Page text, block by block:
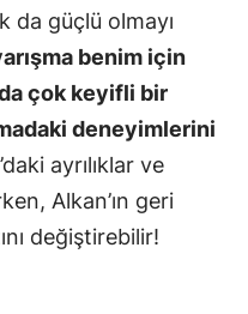
da güçlü olmayı
benim için
çok keyifli bir
deneyimlerini
ayrılıklar ve
Alkan’ın geri
değiştirebilir!